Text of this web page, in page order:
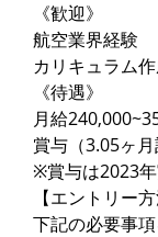
《歓迎》
航空業界経験
カリキュラム
《待遇》
月給
賞与（3.05ヶ
※賞与は2023
【エントリー方
下記の必要事